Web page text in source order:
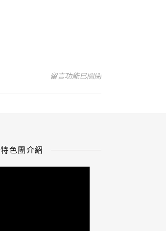
在〈異國私廚饗宴 menu (1)〉中
留言功能已關閉
特色團介紹